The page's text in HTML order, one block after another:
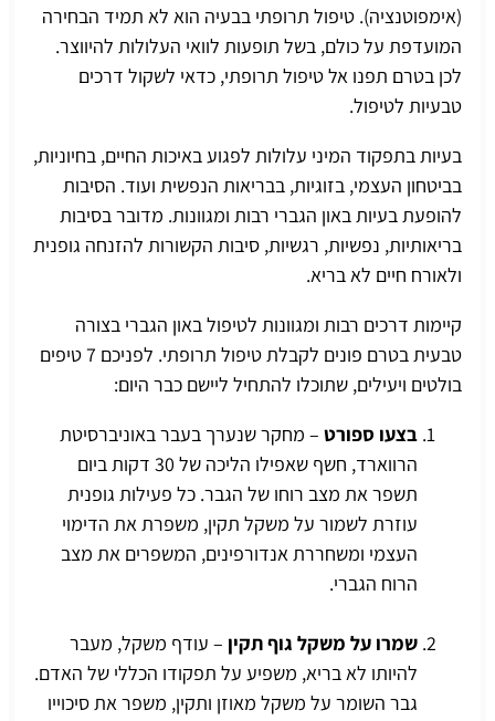
(אימפוטנציה). טיפול תרופתי בבעיה הוא לא תמיד הבחירה
המועדפת על כולם, בשל תופעות לוואי העלולות להיווצר.
לכן בטרם תפנו אל טיפול תרופתי, כדאי לשקול דרכים
טבעיות לטיפול.
בעיות בתפקוד המיני עלולות לפגוע באיכות החיים, בחיוניות,
בביטחון העצמי, בזוגיות, בבריאות הנפשית ועוד. הסיבות
להופעת בעיות באון הגברי רבות ומגוונות. מדובר בסיבות
בריאותיות, נפשיות, רגשיות, סיבות הקשורות להזנחה גופנית
ולאורח חיים לא בריא.
קיימות דרכים רבות ומגוונות לטיפול באון הגברי בצורה
טבעית בטרם פונים לקבלת טיפול תרופתי. לפניכם 7 טיפים
בולטים ויעילים, שתוכלו להתחיל ליישם כבר היום:
בצעו ספורט– מחקר שנערך בעבר באוניברסיטת
הרווארד, חשף שאפילו הליכה של 30 דקות ביום
תשפר את מצב רוחו של הגבר. כל פעילות גופנית
עוזרת לשמור על משקל תקין, משפרת את הדימוי
העצמי ומשחררת אנדורפינים, המשפרים את מצב
הרוח הגברי.
שמרו על משקל גוף תקין – עודף משקל, מעבר
להיותו לא בריא, משפיע על תפקודו הכללי של האדם.
גבר השומר על משקל מאוזן ותקין, משפר את סיכוייו